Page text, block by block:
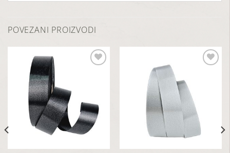
POVEZANI PROIZVODI
listu
želja